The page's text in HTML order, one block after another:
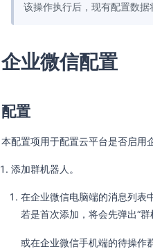
该操作执行后，现有配置数据
企业微信配置
配置
本配置项用于配置云平台是否启用
添加群机器人。
在企业微信电脑端的消息列表
若是首次添加，将会先弹出“
或在企业微信手机端的待操作